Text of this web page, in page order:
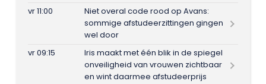
vr 11:00
Niet overal code rood op Avans:
sommige afstudeerzittingen gingen
wel door
vr 09:15
Iris maakt met één blik in de spiegel
onveiligheid van vrouwen zichtbaar
en wint daarmee afstudeerprijs